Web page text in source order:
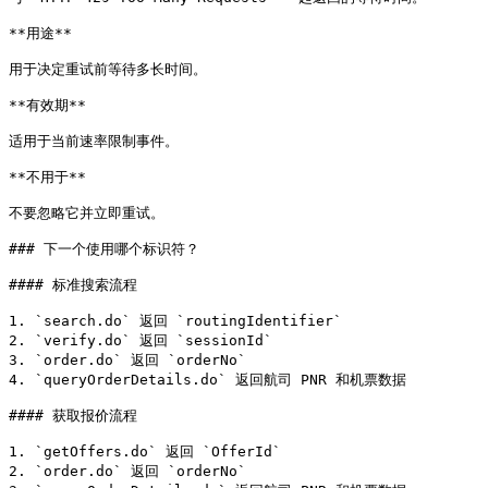
**用途**
用于决定重试前等待多长时间。
**有效期**
适用于当前速率限制事件。
**不用于**
不要忽略它并立即重试。
### 下一个使用哪个标识符？
#### 标准搜索流程
1. `search.do` 返回 `routingIdentifier`
2. `verify.do` 返回 `sessionId`
3. `order.do` 返回 `orderNo`
4. `queryOrderDetails.do` 返回航司 PNR 和机票数据
#### 获取报价流程
1. `getOffers.do` 返回 `OfferId`
2. `order.do` 返回 `orderNo`